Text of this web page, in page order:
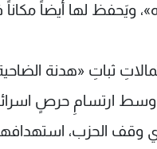
لها أيضاً مكاناً في
ثباتِ «هدنة
وسط ارتسامِ حرصٍ